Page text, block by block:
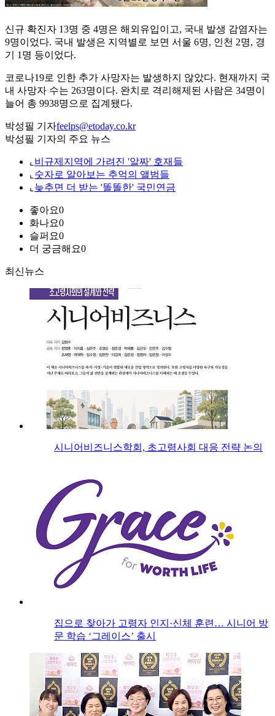
신규 확진자 13명 중 4명은 해외유입이고, 국내 발생 감염자는
9명이었다. 국내 발생은 지역별로 보면 서울 6명, 인천 2명, 경
기 1명 등이었다.
코로나19로 인한 추가 사망자는 발생하지 않았다. 현재까지 국
내 사망자 수는 263명이다. 완치로 격리해제된 사람은 34명이
늘어 총 9938명으로 집계됐다.
박성필 기자feelps@etoday.co.kr
박성필 기자의 주요 뉴스
⌞ 비규제지역에 가려진 '알짜' 호재들
⌞ 숫자로 알아보는 추억의 앨범들
⌞ 늦추면 더 받는 '똘똘한' 국민연금
좋아요0
화나요0
슬퍼요0
더 궁금해요0
최신뉴스
시니어비즈니스학회, 초고령사회 대응 전략 논의
집으로 찾아가 고령자 인지·신체 훈련… 시니어 방
문 학습 ‘그레이스’ 출시